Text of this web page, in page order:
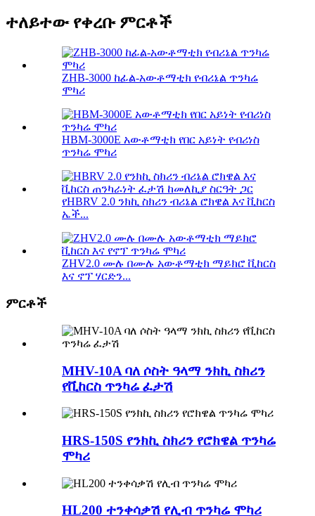
ተለይተው የቀረቡ ምርቶች
ZHB-3000 ከፊል-አውቶማቲክ የብሪኔል ጥንካሬ
ሞካሪ
HBM-3000E አውቶማቲክ የበር አይነት የብሪነስ
ጥንካሬ ሞካሪ
የHBRV 2.0 ንክኪ ስክሪን ብሪኔል ሮክዌል እና ቪከርስ
ኤች...
ZHV2.0 ሙሉ በሙሉ አውቶማቲክ ማይክሮ ቪከርስ
እና ኖፕ ሃርድን...
ምርቶች
MHV-10A ባለ ሶስት ዓላማ ንክኪ ስክሪን
የቪከርስ ጥንካሬ ፈታሽ
HRS-150S የንክኪ ስክሪን የሮክዌል ጥንካሬ
ሞካሪ
HL200 ተንቀሳቃሽ የሊብ ጥንካሬ ሞካሪ